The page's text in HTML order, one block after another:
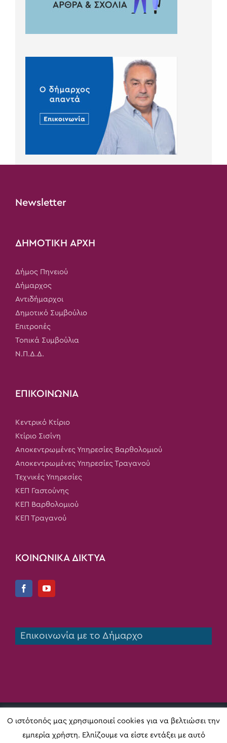
Newsletter
ΔΗΜΟΤΙΚΗ ΑΡΧΗ
Δήμος Πηνειού
Δήμαρχος
Αντιδήμαρχοι
Δημοτικό Συμβούλιο
Επιτροπές
Τοπικά Συμβούλια
Ν.Π.Δ.Δ.
ΕΠΙΚΟΙΝΩΝΙΑ
Κεντρικό Κτίριο
Κτίριο Σισίνη
Αποκεντρωμένες Υπηρεσίες Βαρθολομιού
Αποκεντρωμένες Υπηρεσίες Τραγανού
Τεχνικές Υπηρεσίες
ΚΕΠ Γαστούνης
ΚΕΠ Βαρθολομιού
ΚΕΠ Τραγανού
ΚΟΙΝΩΝΙΚΑ ΔΙΚΤΥΑ
Επικοινωνία με το Δήμαρχο
Copyright 2020 Δήμος Πηνειού | All Rights Reserved |
Κατασκευή ιστοσελίδαςDigital Act
Ο ιστότοπός μας χρησιμοποιεί cookies για να βελτιώσει την
εμπερία χρήστη. Ελπίζουμε να είστε εντάξει με αυτό